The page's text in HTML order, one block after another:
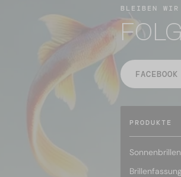
BLEIBEN
FACEBOOK
PRODUKTE
Sonnenbrillen